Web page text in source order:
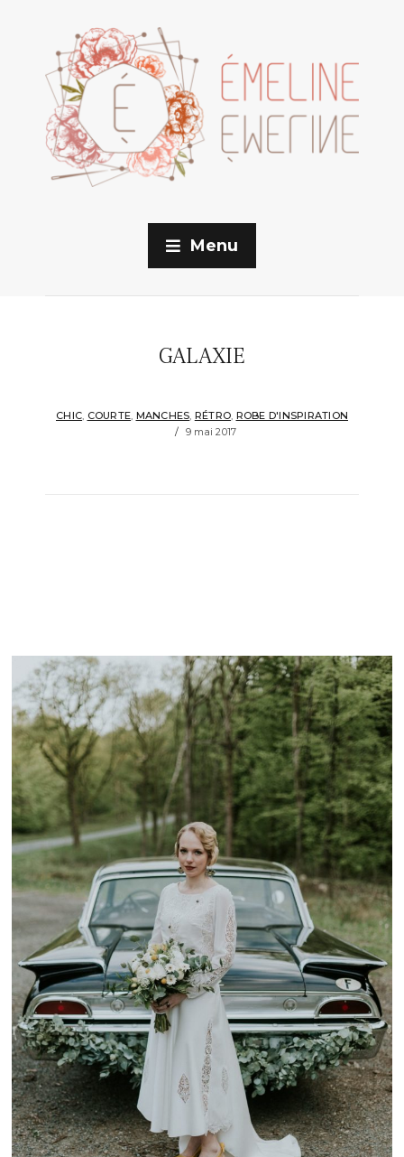
Menu
GALAXIE
CHIC, COURTE, MANCHES, RÉTRO, ROBE D'INSPIRATION
9 mai 2017